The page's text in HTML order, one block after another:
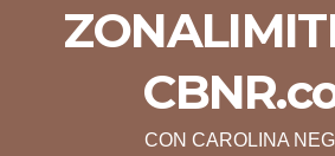
CON CAROLINA